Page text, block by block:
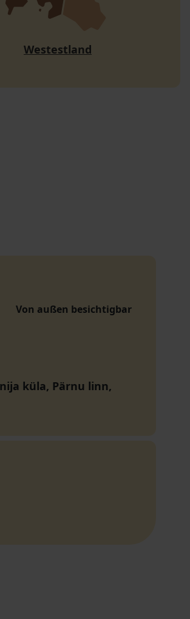
Westestland
Von außen besichtigbar
küla, Pärnu linn,